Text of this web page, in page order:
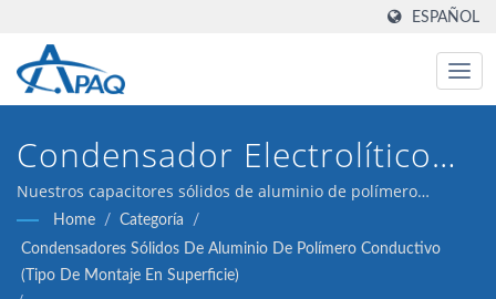
ESPAÑOL
Condensador Electrolítico
De Aluminio Sólido De Uso
General 2000hrs@ 105°C,
Proporcionando Un
Nuestros capacitores sólidos de aluminio de polímero
conductor de 2.5V 560μF ESR 10 (tipo de plomo radial) están
diseñados para cumplir con los convertidores DC-DC,
reguladores de voltaje y aplicaciones de desacoplamiento.
Home / Categoría
/
Condensadores Sólidos De Aluminio De Polímero Conductivo
(Tipo De Montaje En Superficie)